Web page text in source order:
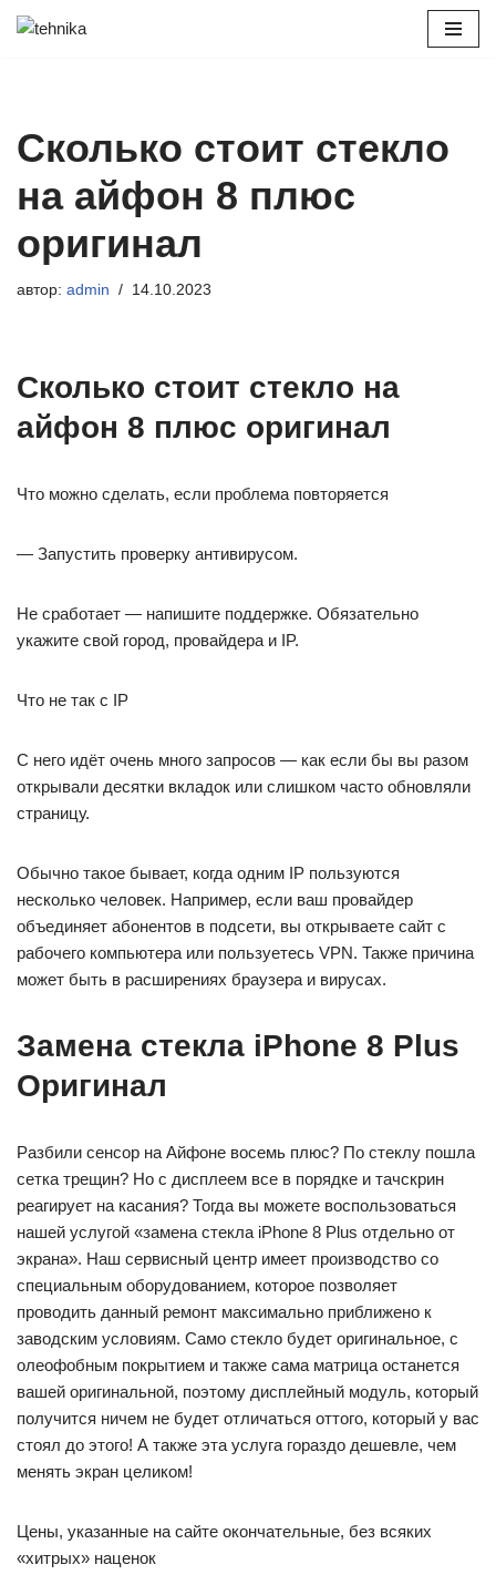
Сколько стоит стекло
на айфон 8 плюс
оригинал
автор: admin 14.10.2023
Сколько стоит стекло на
айфон 8 плюс оригинал
Что можно сделать, если проблема повторяется
— Запустить проверку антивирусом.
Не сработает — напишите поддержке. Обязательно
укажите свой город, провайдера и IP.
Что не так с IP
С него идёт очень много запросов — как если бы вы разом
открывали десятки вкладок или слишком часто обновляли
страницу.
Обычно такое бывает, когда одним IP пользуются
несколько человек. Например, если ваш провайдер
объединяет абонентов в подсети, вы открываете сайт с
рабочего компьютера или пользуетесь VPN. Также причина
может быть в расширениях браузера и вирусах.
Замена стекла iPhone 8 Plus
Оригинал
Разбили сенсор на Айфоне восемь плюс? По стеклу пошла
сетка трещин? Но с дисплеем все в порядке и тачскрин
реагирует на касания? Тогда вы можете воспользоваться
нашей услугой «замена стекла iPhone 8 Plus отдельно от
экрана». Наш сервисный центр имеет производство со
специальным оборудованием, которое позволяет
проводить данный ремонт максимально приближено к
заводским условиям. Само стекло будет оригинальное, с
олеофобным покрытием и также сама матрица останется
вашей оригинальной, поэтому дисплейный модуль, который
получится ничем не будет отличаться оттого, который у вас
стоял до этого! А также эта услуга гораздо дешевле, чем
менять экран целиком!
Цены, указанные на сайте окончательные, без всяких
«хитрых» наценок